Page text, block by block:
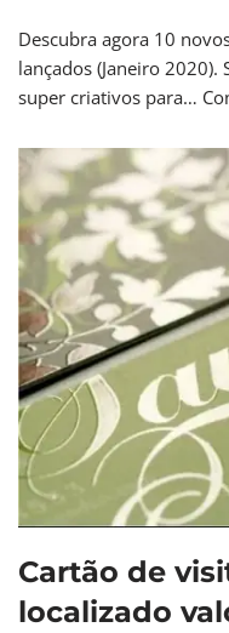
Descubra agora 10
lançados (Janeiro 2020).
super criativos para…
Cartão de
localizado